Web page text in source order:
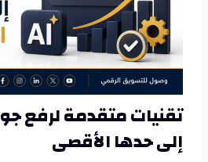
إلى حدها الأقصى